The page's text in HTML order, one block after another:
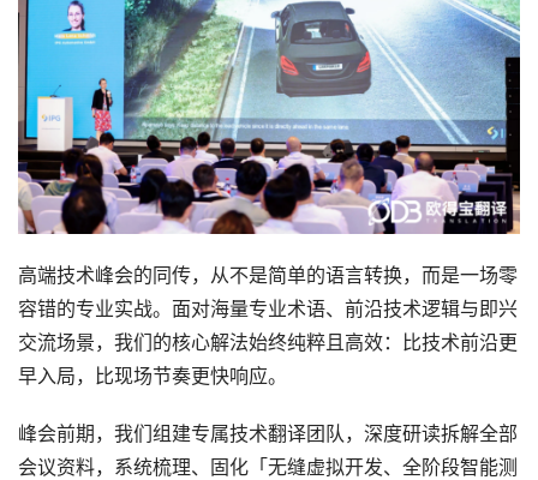
高端技术峰会的同传，从不是简单的语言转换，而是一场零
容错的专业实战。面对海量专业术语、前沿技术逻辑与即兴
交流场景，我们的核心解法始终纯粹且高效：比技术前沿更
早入局，比现场节奏更快响应。
峰会前期，我们组建专属技术翻译团队，深度研读拆解全部
会议资料，系统梳理、固化「无缝虚拟开发、全阶段智能测